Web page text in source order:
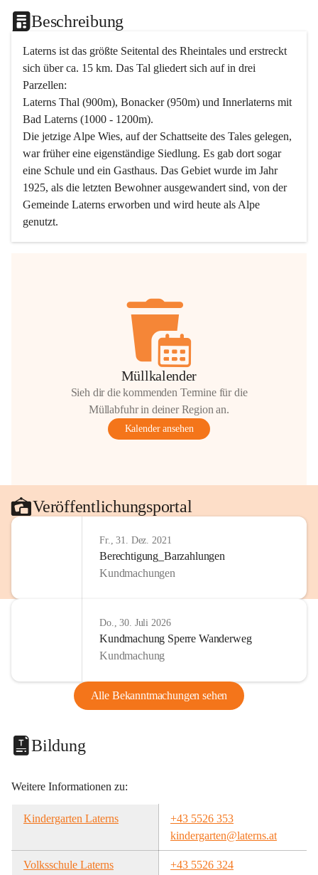
Beschreibung
Laterns ist das größte Seitental des Rheintales und erstreckt
sich über ca. 15 km. Das Tal gliedert sich auf in drei
Parzellen:
Laterns Thal (900m), Bonacker (950m) und Innerlaterns mit
Bad Laterns (1000 - 1200m).
Die jetzige Alpe Wies, auf der Schattseite des Tales gelegen,
war früher eine eigenständige Siedlung. Es gab dort sogar
eine Schule und ein Gasthaus. Das Gebiet wurde im Jahr
1925, als die letzten Bewohner ausgewandert sind, von der
Gemeinde Laterns erworben und wird heute als Alpe
genutzt.
Müllkalender
Sieh dir die kommenden Termine für die
Müllabfuhr in deiner Region an.
Kalender ansehen
Veröffentlichungsportal
Fr., 31. Dez. 2021
Berechtigung_Barzahlungen
Kundmachungen
Do., 30. Juli 2026
Kundmachung Sperre Wanderweg
Kundmachung
Alle Bekanntmachungen sehen
Bildung
Weitere Informationen zu:
Kindergarten Laterns
+43 5526 353
kindergarten@laterns.at
Volksschule Laterns
+43 5526 324